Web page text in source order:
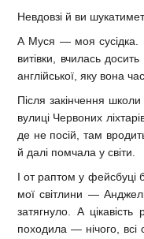
Невдовзі й ви
А Муся — моя сусідка.
витівки, вчилась
англійської, яку вона
Після закінчення
вулиці Червоних
де не посій, там
й далі помчала у світи.
І от раптом у фейсбуці
мої світлини —
затягнуло. А
походила — нічого,